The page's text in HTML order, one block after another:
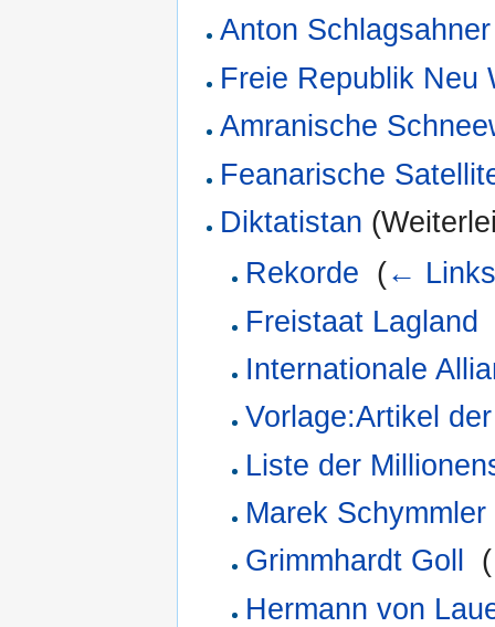
Anton Schlagsahner
Freie Republik Neu
Amranische
Feanarische
Diktatistan
Rekorde (← Links
Freistaat Lagland
Internationale
Vorlage:Artikel
Liste der
Marek Schymmler
Grimmhardt Goll
(
Hermann von